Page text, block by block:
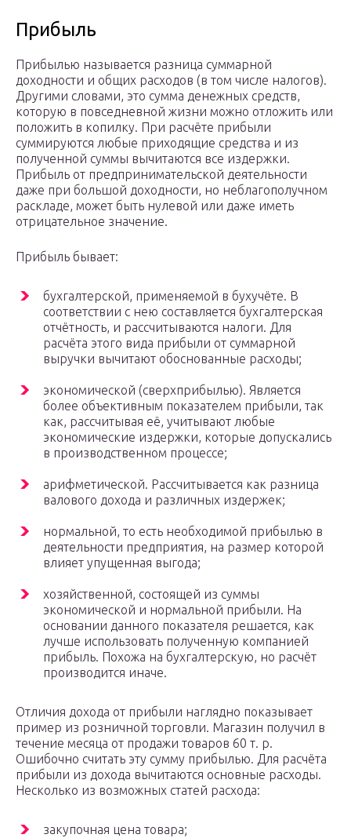
Прибыль
Прибылью называется разница суммарной
доходности и общих расходов (в том числе налогов).
Другими словами, это сумма денежных средств,
которую в повседневной жизни можно отложить или
положить в копилку. При расчёте прибыли
суммируются любые приходящие средства и из
полученной суммы вычитаются все издержки.
Прибыль от предпринимательской деятельности
даже при большой доходности, но неблагополучном
раскладе, может быть нулевой или даже иметь
отрицательное значение.
Прибыль бывает:
бухгалтерской, применяемой в бухучёте. В
соответствии с нею составляется бухгалтерская
отчётность, и рассчитываются налоги. Для
расчёта этого вида прибыли от суммарной
выручки вычитают обоснованные расходы;
экономической (сверхприбылью). Является
более объективным показателем прибыли, так
как, рассчитывая её, учитывают любые
экономические издержки, которые допускались
в производственном процессе;
арифметической. Рассчитывается как разница
валового дохода и различных издержек;
нормальной, то есть необходимой прибылью в
деятельности предприятия, на размер которой
влияет упущенная выгода;
хозяйственной, состоящей из суммы
экономической и нормальной прибыли. На
основании данного показателя решается, как
лучше использовать полученную компанией
прибыль. Похожа на бухгалтерскую, но расчёт
производится иначе.
Отличия дохода от прибыли наглядно показывает
пример из розничной торговли. Магазин получил в
течение месяца от продажи товаров 60 т. р.
Ошибочно считать эту сумму прибылью. Для расчёта
прибыли из дохода вычитаются основные расходы.
Несколько из возможных статей расхода:
закупочная цена товара;